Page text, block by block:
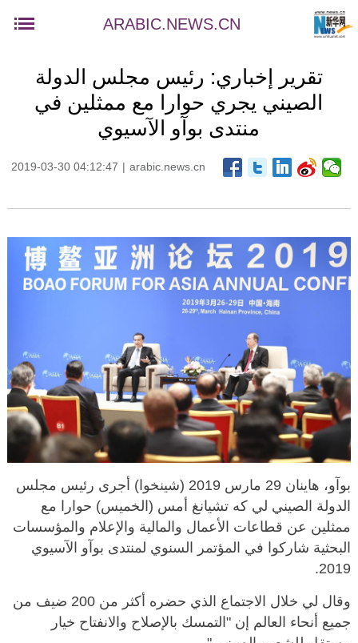
ARABIC.NEWS.CN
تقرير إخباري: رئيس مجلس الدولة
الصيني يجري حوارا مع ممثلين في
منتدى بوآو الآسيوي
2019-03-30 04:12:47 | arabic.news.cn
بوآو، هاينان 29 مارس 2019 (شينخوا) أجرى رئيس مجلس
الدولة الصيني لي كه تشيانغ أمس (الخميس) حوارا مع
ممثلين عن قطاعات الأعمال والمالية والإعلام والمؤسسات
البحثية شاركوا في المؤتمر السنوي لمنتدى بوآو الآسيوي
2019.
وقال لي خلال الاجتماع الذي حضره أكثر من 200 ضيف من
جميع أنحاء العالم إن "التمسك بالإصلاح والانفتاح خيار